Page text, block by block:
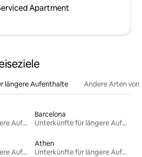
Apartment
längere Aufenthalte Andere Arten
Unterkünfte für längere Aufenthalte
Barcelona
Unterkünfte für längere Aufenthalte
Unterkünfte für längere Aufenthalte
Athen
Unterkünfte für längere Aufenthalte